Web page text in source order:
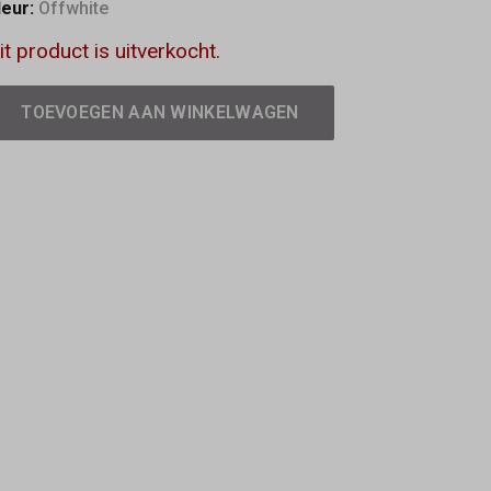
Offwhite
product is uitverkocht.
TOEVOEGEN AAN WINKELWAGEN